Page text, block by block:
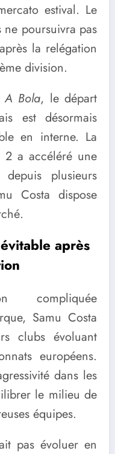
estival. Le
poursuivra pas
la relégation
division.
A Bola, le départ
est désormais
en interne. La
a accéléré une
plusieurs
Costa dispose
après
compliquée
Samu Costa
clubs évoluant
européens.
dans les
le milieu de
équipes.
pas évoluer en